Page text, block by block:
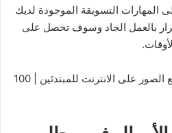
المهارات التسويقة الموجودة لديك
بالعمل الجاد وسوف تحصل على
شاهد أيضاً : كيفية الربح من بيع الصور على الانترنت للمبتدئين | 100